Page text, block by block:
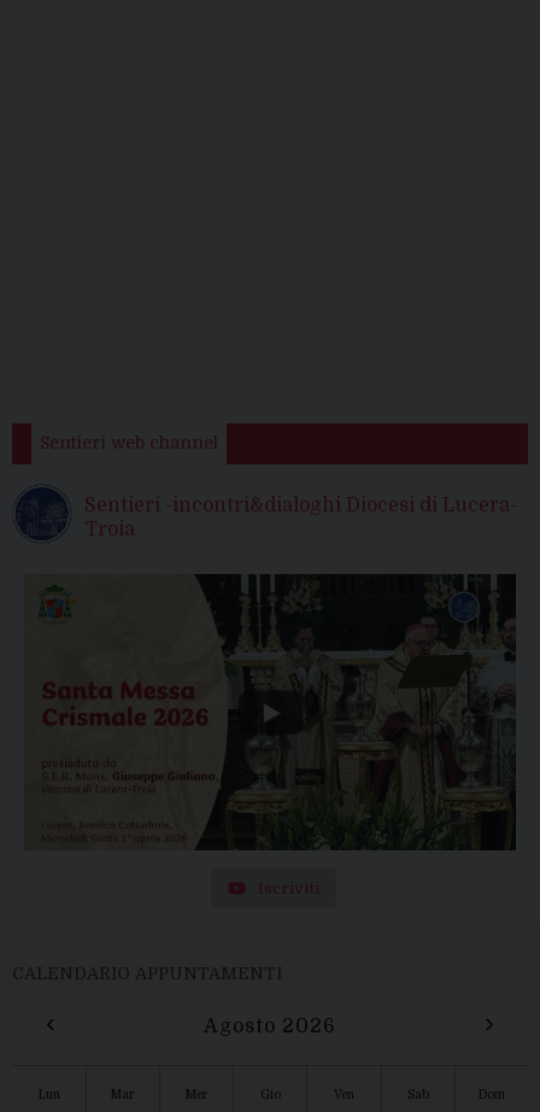
Sentieri web channel
Sentieri -incontri&dialoghi Diocesi di Lucera-
Troia
Iscriviti
CALENDARIO APPUNTAMENTI
‹ Agosto 2026 ›
Lun Mar Mer Gio Ven Sab Dom